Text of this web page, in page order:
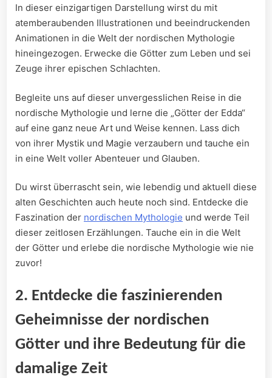
In dieser einzigartigen Darstellung wirst du mit
atemberaubenden Illustrationen und beeindruckenden
Animationen in die ⁣Welt der⁢ nordischen ​Mythologie
hineingezogen.‍ Erwecke ⁤die Götter zum Leben und sei
Zeuge ihrer epischen Schlachten.
Begleite uns auf dieser unvergesslichen Reise in die
nordische Mythologie und lerne die „Götter der Edda“
auf eine ganz neue Art und​ Weise kennen. Lass dich
von‌ ihrer Mystik und Magie ⁢verzaubern und tauche ein
in ⁣eine Welt voller Abenteuer‌ und⁣ Glauben.
Du wirst überrascht sein, wie lebendig und aktuell diese
alten Geschichten ⁣auch heute noch⁢ sind. Entdecke die
Faszination der nordischen Mythologie und werde ‍Teil
dieser zeitlosen Erzählungen. Tauche ein in die Welt
der Götter und ⁣erlebe ⁢die nordische⁤ Mythologie wie nie
zuvor!
2.⁣ Entdecke die⁤ faszinierenden
Geheimnisse der‍ nordischen
Götter​ und ihre ‍Bedeutung für die
damalige Zeit